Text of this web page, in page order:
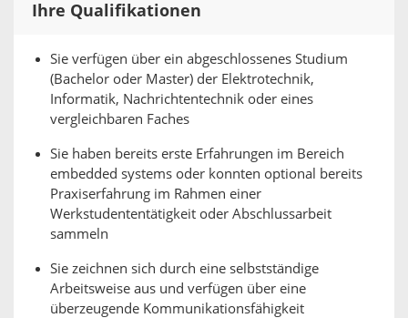
Ihre Qualifikationen
Sie verfügen über ein abgeschlossenes Studium
(Bachelor oder Master) der Elektrotechnik,
Informatik, Nachrichtentechnik oder eines
vergleichbaren Faches
Sie haben bereits erste Erfahrungen im Bereich
embedded systems oder konnten optional bereits
Praxiserfahrung im Rahmen einer
Werkstudententätigkeit oder Abschlussarbeit
sammeln
Sie zeichnen sich durch eine selbstständige
Arbeitsweise aus und verfügen über eine
überzeugende Kommunikationsfähigkeit